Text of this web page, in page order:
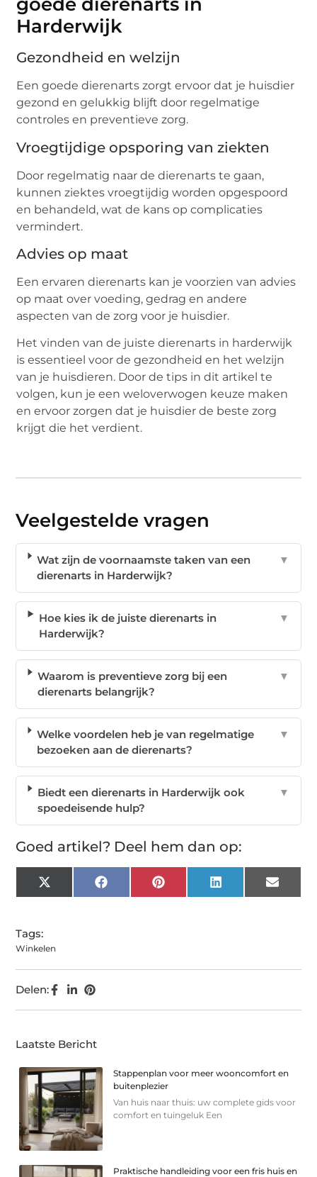
Harderwijk
Gezondheid en welzijn
Een goede dierenarts zorgt ervoor dat je huisdier
gezond en gelukkig blijft door regelmatige
controles en preventieve zorg.
Vroegtijdige opsporing van ziekten
Door regelmatig naar de dierenarts te gaan,
kunnen ziektes vroegtijdig worden opgespoord
en behandeld, wat de kans op complicaties
vermindert.
Advies op maat
Een ervaren dierenarts kan je voorzien van advies
op maat over voeding, gedrag en andere
aspecten van de zorg voor je huisdier.
Het vinden van de juiste dierenarts in harderwijk
is essentieel voor de gezondheid en het welzijn
van je huisdieren. Door de tips in dit artikel te
volgen, kun je een weloverwogen keuze maken
en ervoor zorgen dat je huisdier de beste zorg
krijgt die het verdient.
Veelgestelde vragen
Wat zijn de voornaamste taken van een
dierenarts in Harderwijk?
▼
Hoe kies ik de juiste dierenarts in
Harderwijk?
▼
Waarom is preventieve zorg bij een
dierenarts belangrijk?
▼
Welke voordelen heb je van regelmatige
bezoeken aan de dierenarts?
▼
Biedt een dierenarts in Harderwijk ook
spoedeisende hulp?
▼
Goed artikel? Deel hem dan op:
X
(Twitter)
Facebook Pinterest LinkedIn Email
Tags:
Winkelen
Delen:
Laatste Bericht
Stappenplan voor meer wooncomfort en
buitenplezier
Van huis naar thuis: uw complete gids voor
comfort en tuingeluk Een
Praktische handleiding voor een fris huis en